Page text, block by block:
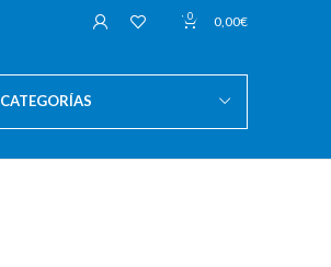
0 0,00€
CATEGORÍAS